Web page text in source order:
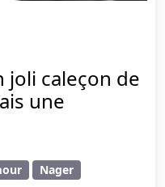
joli caleçon de
une
Nager